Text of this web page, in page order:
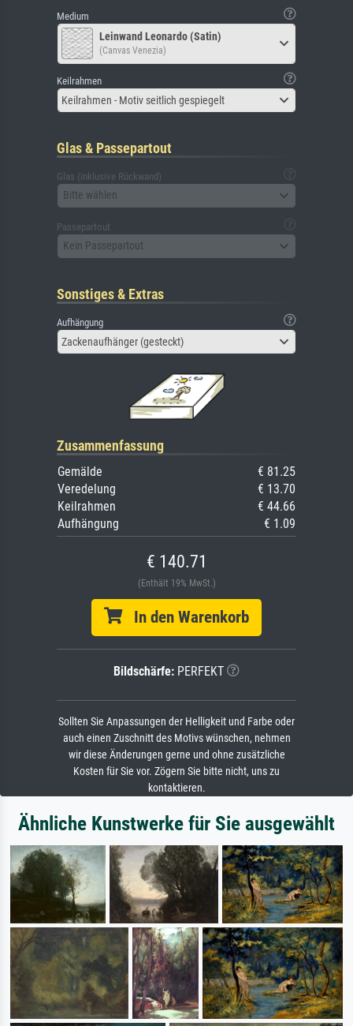
Medium
Leinwand Leonardo (Satin)
(Canvas Venezia)
Keilrahmen
Keilrahmen - Motiv seitlich gespiegelt
Glas & Passepartout
Glas (inklusive Rückwand)
Bitte wählen
Passepartout
Kein Passepartout
Sonstiges & Extras
Aufhängung
Zackenaufhänger (gesteckt)
Zusammenfassung
Gemälde
€ 81.25
Veredelung
€ 13.70
Keilrahmen
€ 44.66
Aufhängung
€ 1.09
€ 140.71
(Enthält 19% MwSt.)
In den Warenkorb
Bildschärfe: PERFEKT
Sollten Sie Anpassungen der Helligkeit und Farbe oder
auch einen Zuschnitt des Motivs wünschen, nehmen
wir diese Änderungen gerne und ohne zusätzliche
Kosten für Sie vor. Zögern Sie bitte nicht, uns zu
kontaktieren.
Ähnliche Kunstwerke für Sie ausgewählt